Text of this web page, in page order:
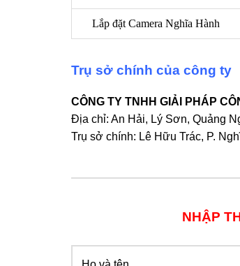
Lắp đặt Camera Nghĩa Hành
Trụ sở chính của công ty
CÔNG TY TNHH GIẢI PHÁP
Địa chỉ: An Hải, Lý Sơn, Quảng
Trụ sở chính: Lê Hữu Trác, P.
NHẬP